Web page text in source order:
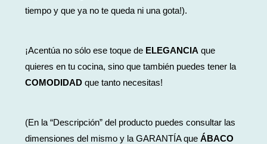
tiempo y que ya no te queda ni una gota!).
¡Acentúa no sólo ese toque de ELEGANCIA que
quieres en tu cocina, sino que también puedes tener la
COMODIDAD que tanto necesitas!
(En la “Descripción” del producto puedes consultar las
dimensiones del mismo y la GARANTÍA queÁBACO